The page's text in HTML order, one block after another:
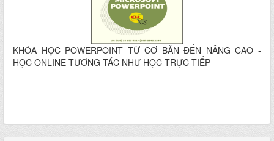
KHÓA HỌC POWERPOINT TỪ CƠ BẢN ĐẾN NÂNG CAO -
HỌC ONLINE TƯƠNG TÁC NHƯ HỌC TRỰC TIẾP